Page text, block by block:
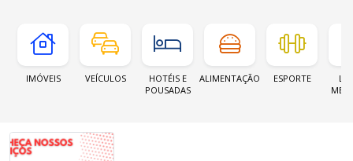
IMÓVEIS VEÍCULOS
HOTÉIS E
POUSADAS
ALIMENTAÇÃO ESPORTE